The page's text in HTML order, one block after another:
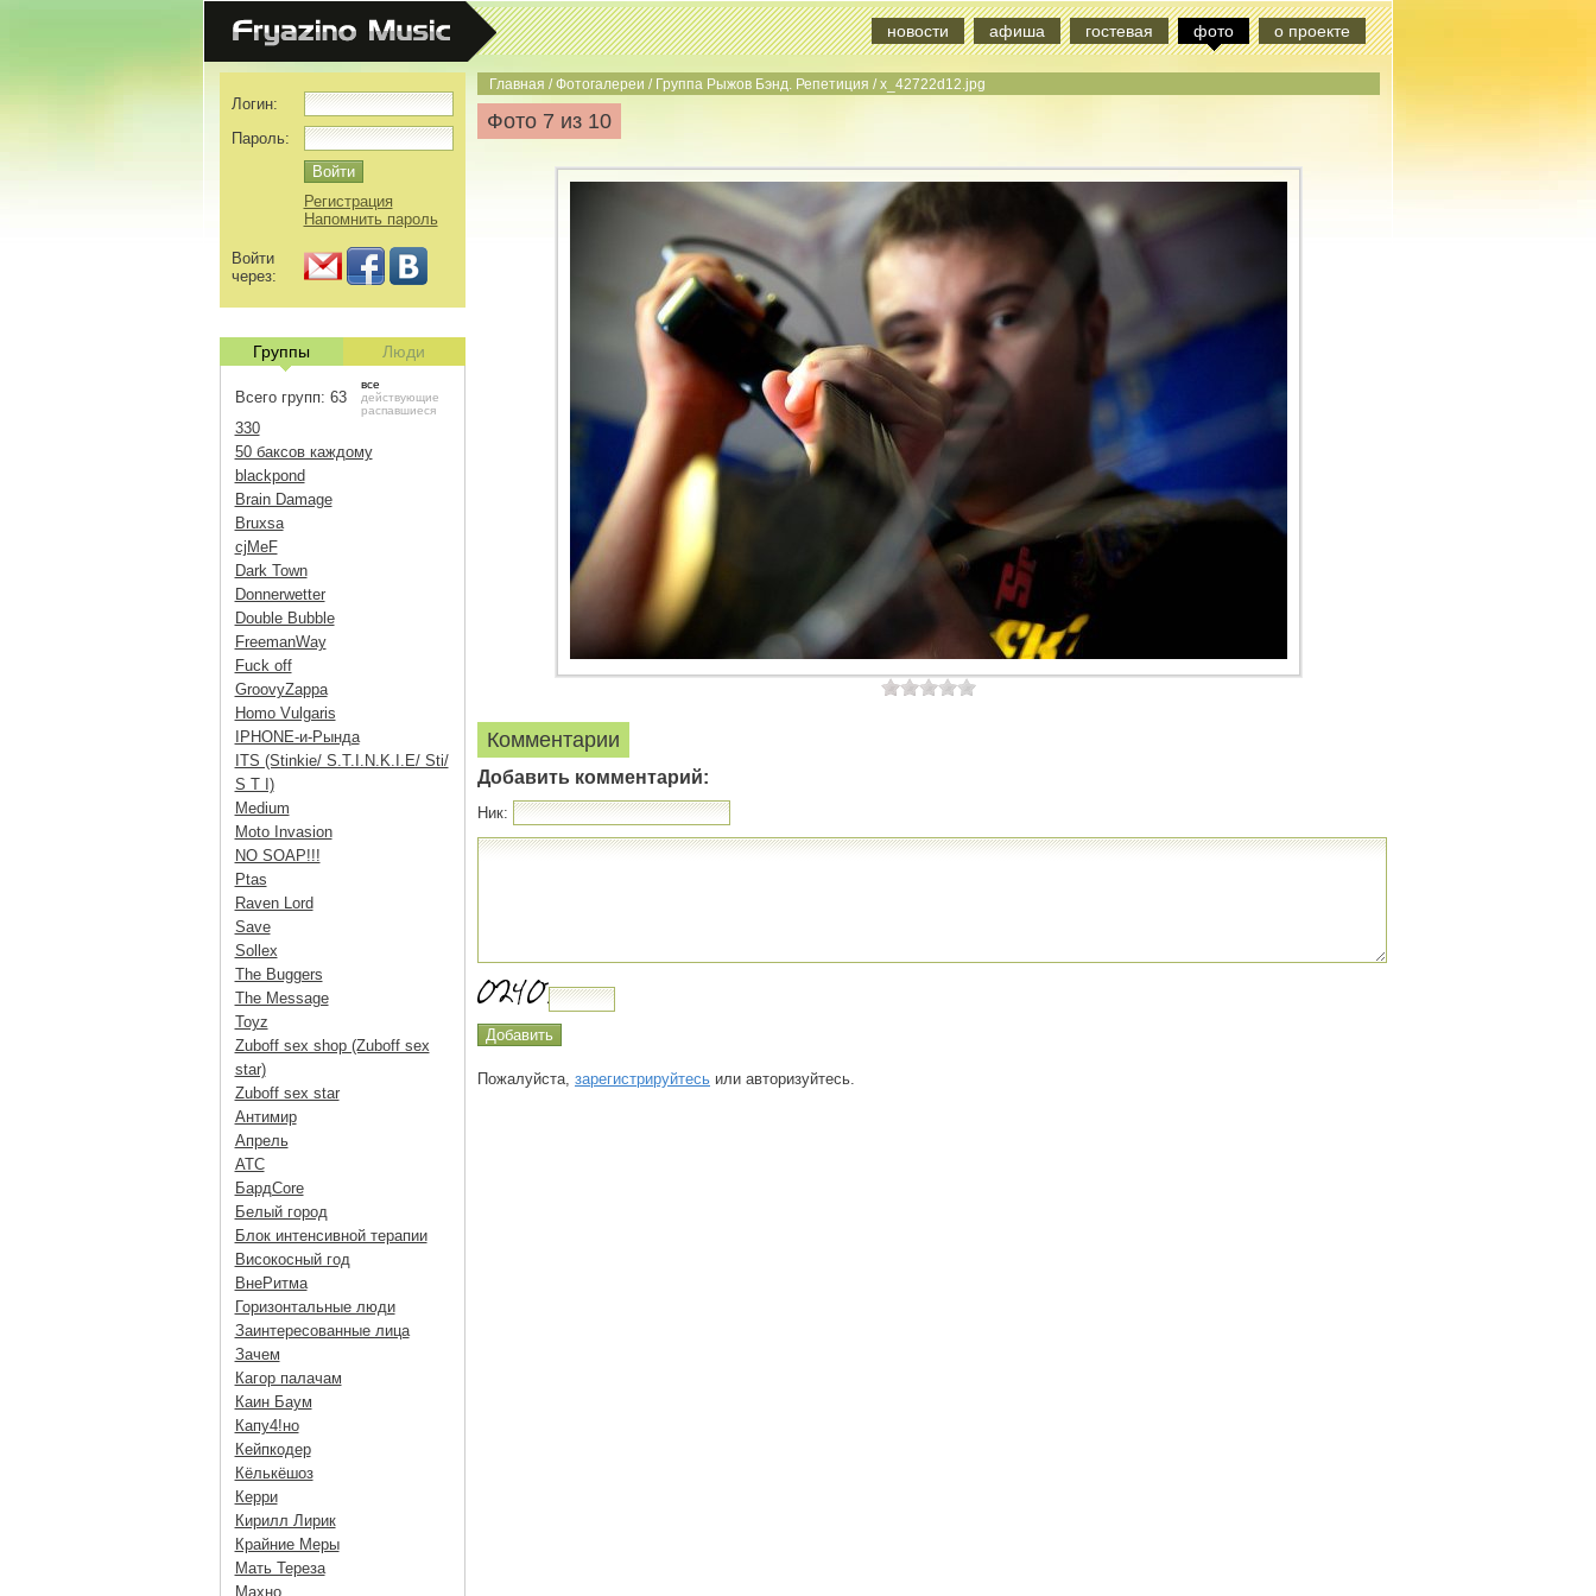
новости афиша гостевая фото о проекте
Главная /Фотогалереи / Группа Рыжов Бэнд. Репетиция /x_42722d12.jpg
Фото 7 из 10
Комментарии
Добавить комментарий:
Ник:
Пожалуйста, зарегистрируйтесь или авторизуйтесь.
Логин:
Пароль:
Регистрация
Напомнить пароль
Войти
через:
Группы Люди
Всего групп: 63
все
действующие
распавшиеся
330
50 баксов каждому
blackpond
Brain Damage
Bruxsa
cjMeF
Dark Town
Donnerwetter
Double Bubble
FreemanWay
Fuck off
GroovyZappa
Homo Vulgaris
IPHONE-и-Рында
ITS (Stinkie/ S.T.I.N.K.I.E/ Sti/
S T I)
Medium
Moto Invasion
NO SOAP!!!
Ptas
Raven Lord
Save
Sollex
The Buggers
The Message
Toyz
Zuboff sex shop (Zuboff sex
star)
Zuboff sex star
Антимир
Апрель
АТС
БардCore
Белый город
Блок интенсивной терапии
Високосный год
ВнеРитма
Горизонтальные люди
Заинтересованные лица
Зачем
Кагор палачам
Каин Баум
Капу4!но
Кейпкодер
Кёлькёшоз
Керри
Кирилл Лирик
Крайние Меры
Мать Тереза
Махно